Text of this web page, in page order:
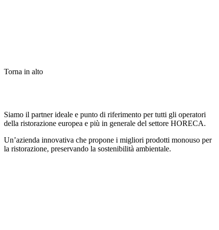
Torna in alto
Siamo il partner ideale e punto di riferimento per tutti gli operatori
della ristorazione europea e più in generale del settore HORECA.
Un’azienda innovativa che propone i migliori prodotti monouso per
la ristorazione, preservando la sostenibilità ambientale.